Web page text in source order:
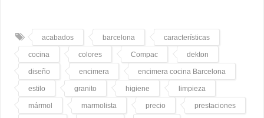
acabados barcelona características
cocina colores Compac dekton
diseño encimera encimera cocina Barcelona
estilo granito higiene limpieza
mármol marmolista precio prestaciones